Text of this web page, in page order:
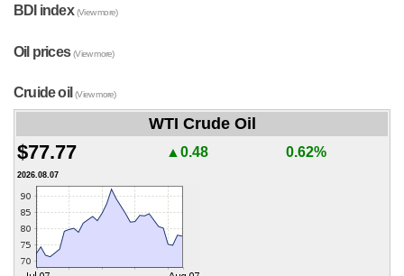
BDI index(View more)
Oil prices(View more)
Cruide oil(View more)
WTI Crude Oil
$77.77 ▲0.48 0.62%
2026.08.07